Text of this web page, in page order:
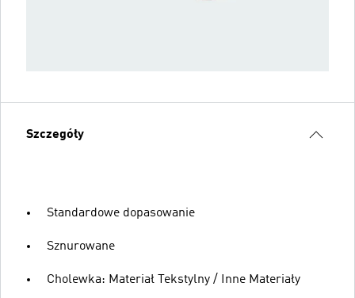
Szczegóły
Standardowe dopasowanie
Sznurowane
Cholewka: Materiał Tekstylny / Inne Materiały